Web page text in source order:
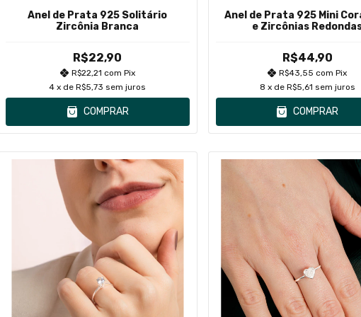
Anel de Prata 925 Solitário
Zircônia Branca
R$22,90
R$22,21 com Pix
4 x deR$5,73 sem juros
COMPRAR
Anel de Prata 925 Mini
e Zircônias
R$44,90
R$43,55com Pix
8 x de R$5,61 sem juros
COMPRAR